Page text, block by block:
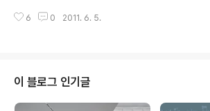
고 있다. 작가는 연출된 사물이나 신체의 일부를 자연광에
술관 3층에서 오르세미술관전 '고흐의 별밤과 화가들의
바넬의 '비너스의 탄생',세잔의 '카드놀이하는 사람들', 르누
아르의 '소년과 고양이' 밀레의 '봄' 등 좀처럼 해외로 반출
이 쉽게 이루어지지 않던 주요작품들이 오르세미술관 인상
6 0 2011. 6. 5.
이 블로그 인기글